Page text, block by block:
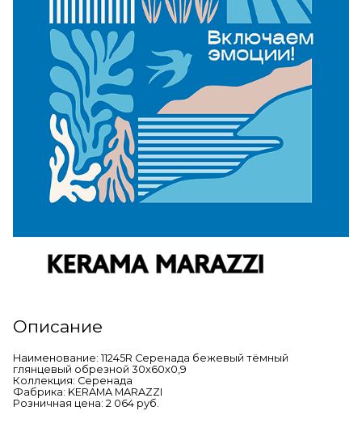
Описание
Наименование: 11245R Серенада бежевый тёмный
глянцевый обрезной 30x60x0,9
Коллекция: Серенада
Фабрика: KERAMA MARAZZI
Розничная цена: 2 064 руб.